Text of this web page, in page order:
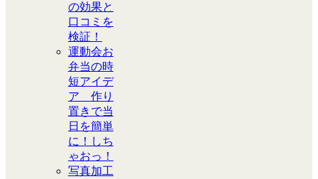
の効果と
口コミを
検証！
運動会お
弁当の時
短アイデ
ア 作り
置きで当
日を簡単
に！しち
ゃおっ！
写真加工